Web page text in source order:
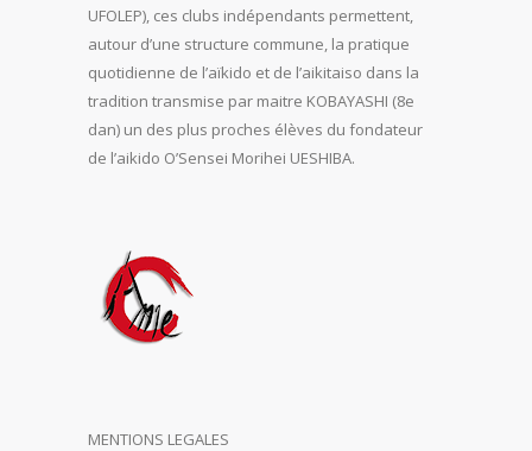
UFOLEP), ces clubs indépendants permettent,
autour d’une structure commune, la pratique
quotidienne de l’aïkido et de l’aikitaiso dans la
tradition transmise par maitre KOBAYASHI (8e
dan) un des plus proches élèves du fondateur
de l’aikido O’Sensei Morihei UESHIBA.
MENTIONS LEGALES